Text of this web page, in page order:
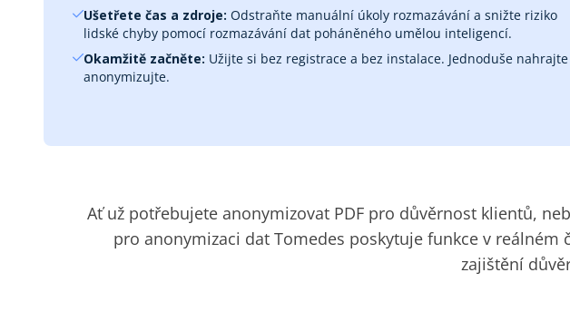
Ušetřete čas a zdroje: Odstraňte manuální úkoly rozmazávání a snižte riziko
lidské chyby pomocí rozmazávání dat poháněného umělou inteligencí.
Okamžitě začněte: Užijte si bez registrace a bez instalace. Jednoduše nahrajte
anonymizujte.
Ať už potřebujete anonymizovat PDF pro důvěrnost klientů,
pro anonymizaci dat Tomedes poskytuje funkce v
zajištění